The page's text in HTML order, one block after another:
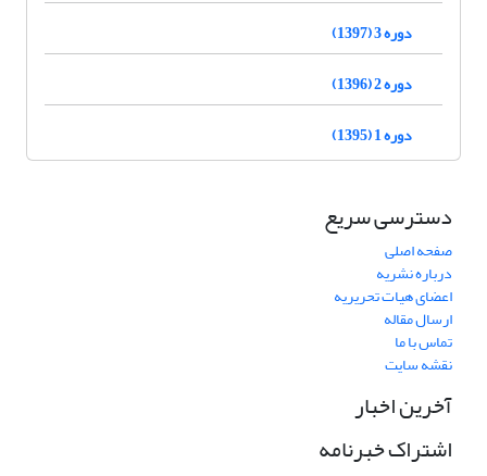
دوره 3 (1397)
دوره 2 (1396)
دوره 1 (1395)
دسترسی سریع
صفحه اصلی
درباره نشریه
اعضای هیات تحریریه
ارسال مقاله
تماس با ما
نقشه سایت
آخرین اخبار
اشتراک خبرنامه